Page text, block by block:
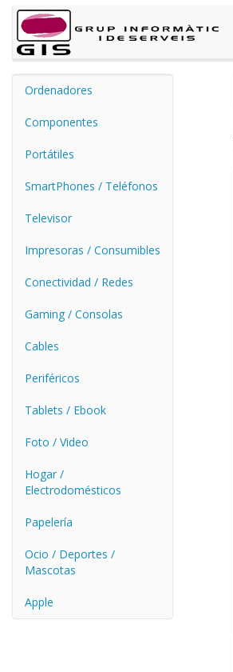
Ordenadores
Componentes
Portátiles
SmartPhones / Teléfonos
Televisor
Impresoras / Consumibles
Conectividad / Redes
Gaming / Consolas
Cables
Periféricos
Tablets / Ebook
Foto / Video
Hogar /
Electrodomésticos
Papelería
Ocio / Deportes /
Mascotas
Apple